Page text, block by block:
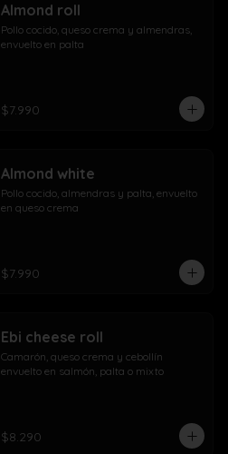
Almond roll
Pollo cocido, queso crema y almendras,
envuelto en palta
$7.990
Almond white
Pollo cocido, almendras y palta, envuelto
en queso crema
$7.990
Ebi cheese roll
Camarón, queso crema y cebollín
envuelto en salmón, palta o mixto
$8.290